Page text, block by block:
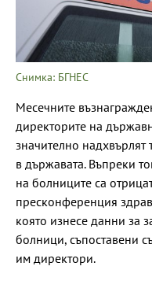
Снимка: БГНЕС
Месечните
директорите на
значително
в държавата. Въпреки
на болниците са
пресконференция
която изнесе данни за
болници, съпоставени
им директори.